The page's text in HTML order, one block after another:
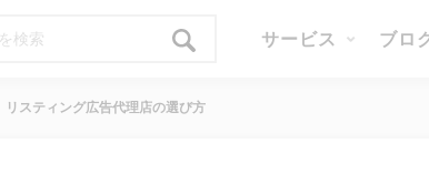
サービス ブロ
リスティング広告代理店の選び方